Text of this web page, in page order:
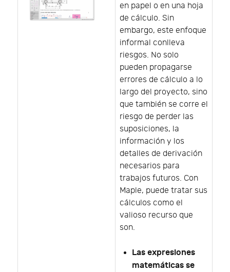
en papel o en una hoja
de cálculo. Sin
embargo, este enfoque
informal conlleva
riesgos. No solo
pueden propagarse
errores de cálculo a lo
largo del proyecto, sino
que también se corre el
riesgo de perder las
suposiciones, la
información y los
detalles de derivación
necesarios para
trabajos futuros. Con
Maple, puede tratar sus
cálculos como el
valioso recurso que
son.
Las expresiones
matemáticas se